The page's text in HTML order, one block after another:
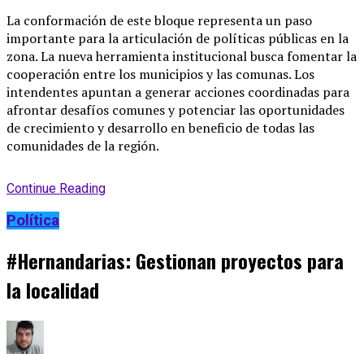
La conformación de este bloque representa un paso
importante para la articulación de políticas públicas en la
zona. La nueva herramienta institucional busca fomentar la
cooperación entre los municipios y las comunas. Los
intendentes apuntan a generar acciones coordinadas para
afrontar desafíos comunes y potenciar las oportunidades
de crecimiento y desarrollo en beneficio de todas las
comunidades de la región.
Continue Reading
Política
#Hernandarias: Gestionan proyectos para
la localidad